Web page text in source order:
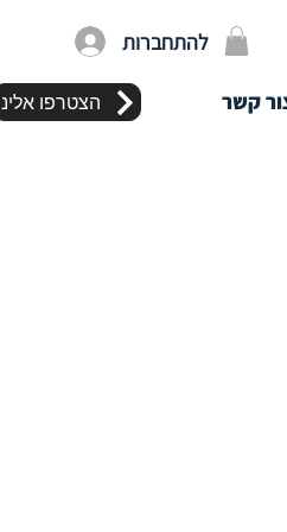
להתחברות
הצטרפו קשר